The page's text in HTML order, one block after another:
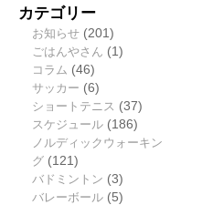
カテゴリー
お知らせ(201)
ごはんやさん (1)
コラム (46)
サッカー (6)
ショートテニス (37)
スケジュール(186)
ノルディックウォーキン
グ(121)
バドミントン (3)
バレーボール(5)